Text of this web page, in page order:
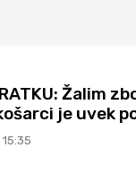
Žalim
je uvek